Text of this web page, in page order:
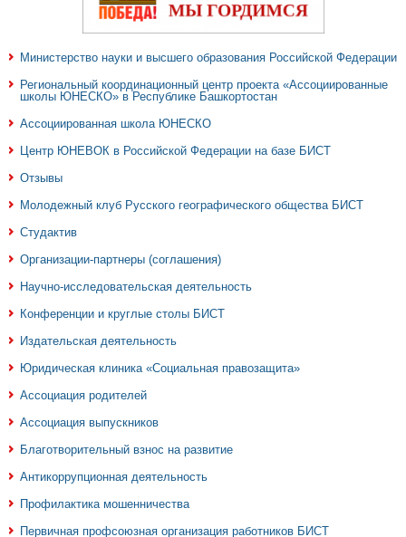
Министерство науки и высшего образования Российской Федерации
Региональный координационный центр проекта «Ассоциированные
школы ЮНЕСКО» в Республике Башкортостан
Ассоциированная школа ЮНЕСКО
Центр ЮНЕВОК в Российской Федерации на базе БИСТ
Отзывы
Молодежный клуб Русского географического общества БИСТ
Студактив
Организации-партнеры (соглашения)
Научно-исследовательская деятельность
Конференции и круглые столы БИСТ
Издательская деятельность
Юридическая клиника «Социальная правозащита»
Ассоциация родителей
Ассоциация выпускников
Благотворительный взнос на развитие
Антикоррупционная деятельность
Профилактика мошенничества
Первичная профсоюзная организация работников БИСТ